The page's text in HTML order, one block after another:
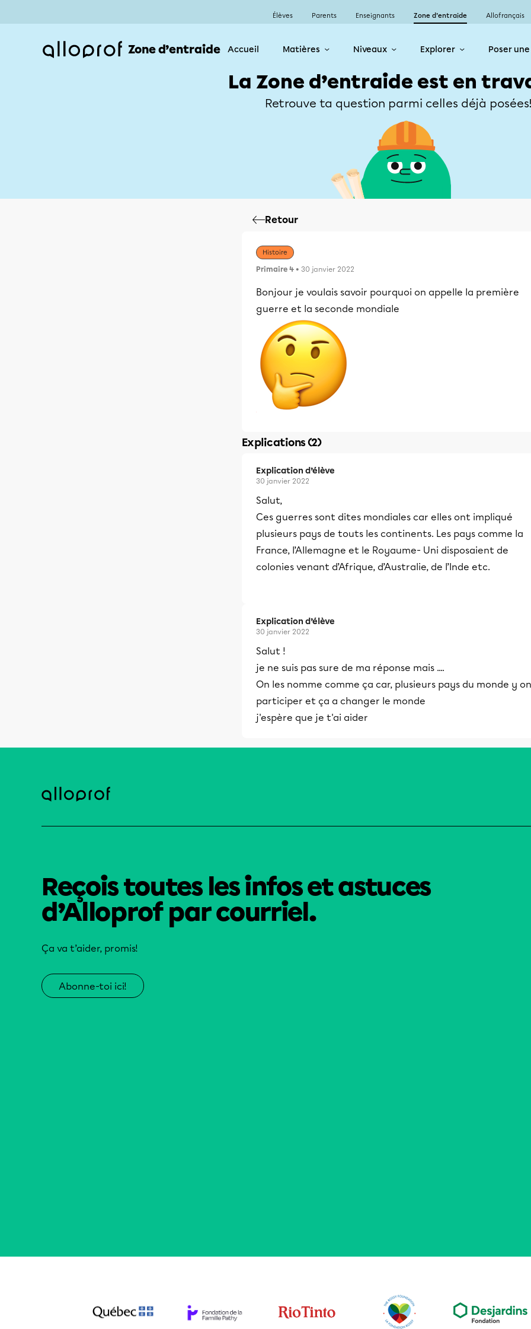
Élèves Parents Enseignants Zone d’entraide Allofrançais
Zone d’entraide Accueil Matières Niveaux Explorer Poser
La Zone d’entraide est en
Retrouve ta question parmi celles déjà
Retour
Histoire
Primaire 4 • 30 janvier 2022
Bonjour je voulais savoir pourquoi on appelle la première
guerre et la seconde mondiale
Explications (2)
Explication d’élève
30 janvier 2022
Salut,
Ces guerres sont dites mondiales car elles ont impliqué
plusieurs pays de touts les continents. Les pays comme la
France, l’Allemagne et le Royaume- Uni disposaient de
colonies venant d’Afrique, d’Australie, de l’Inde etc.
Explication d’élève
30 janvier 2022
Salut !
je ne suis pas sure de ma réponse mais ....
On les nomme comme ça car, plusieurs pays du monde y
participer et ça a changer le monde
j'espère que je t'ai aider
Reçois toutes les infos et astuces
d’Alloprof par courriel.
Ça va t’aider, promis!
Abonne-toi ici!